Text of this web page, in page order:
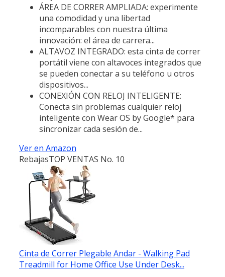
ÁREA DE CORRER AMPLIADA: experimente
una comodidad y una libertad
incomparables con nuestra última
innovación: el área de carrera...
ALTAVOZ INTEGRADO: esta cinta de correr
portátil viene con altavoces integrados que
se pueden conectar a su teléfono u otros
dispositivos...
CONEXIÓN CON RELOJ INTELIGENTE:
Conecta sin problemas cualquier reloj
inteligente con Wear OS by Google* para
sincronizar cada sesión de...
Ver en Amazon
RebajasTOP VENTAS No. 10
Cinta de Correr Plegable Andar - Walking Pad
Treadmill for Home Office Use Under Desk...